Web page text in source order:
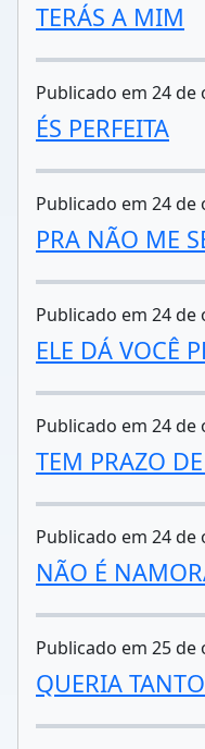
TERÁS A MIM
Publicado em 24
ÉS PERFEITA
Publicado em 24
PRA NÃO ME
Publicado em 24
ELE DÁ VOCÊ
Publicado em 24
TEM PRAZO
Publicado em 24
NÃO É
Publicado em 25
QUERIA